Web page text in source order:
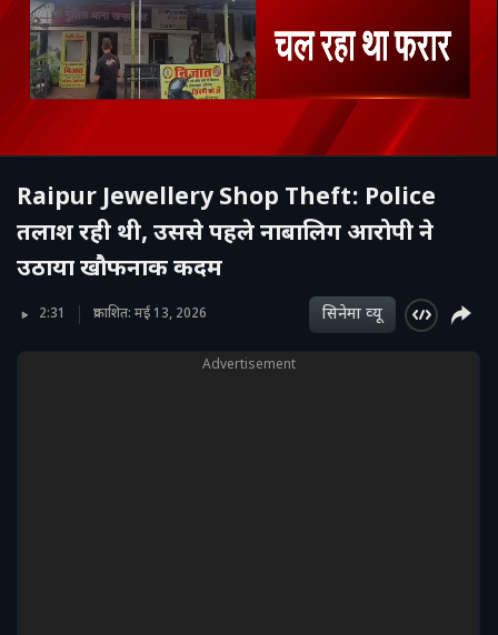
Raipur Jewellery Shop Theft: Police
तलाश रही थी, उससे पहले नाबालिग आरोपी ने
उठाया खौफनाक कदम
2:31 प्रकाशित: मई 13, 2026 सिनेमा व्‍यू
Advertisement